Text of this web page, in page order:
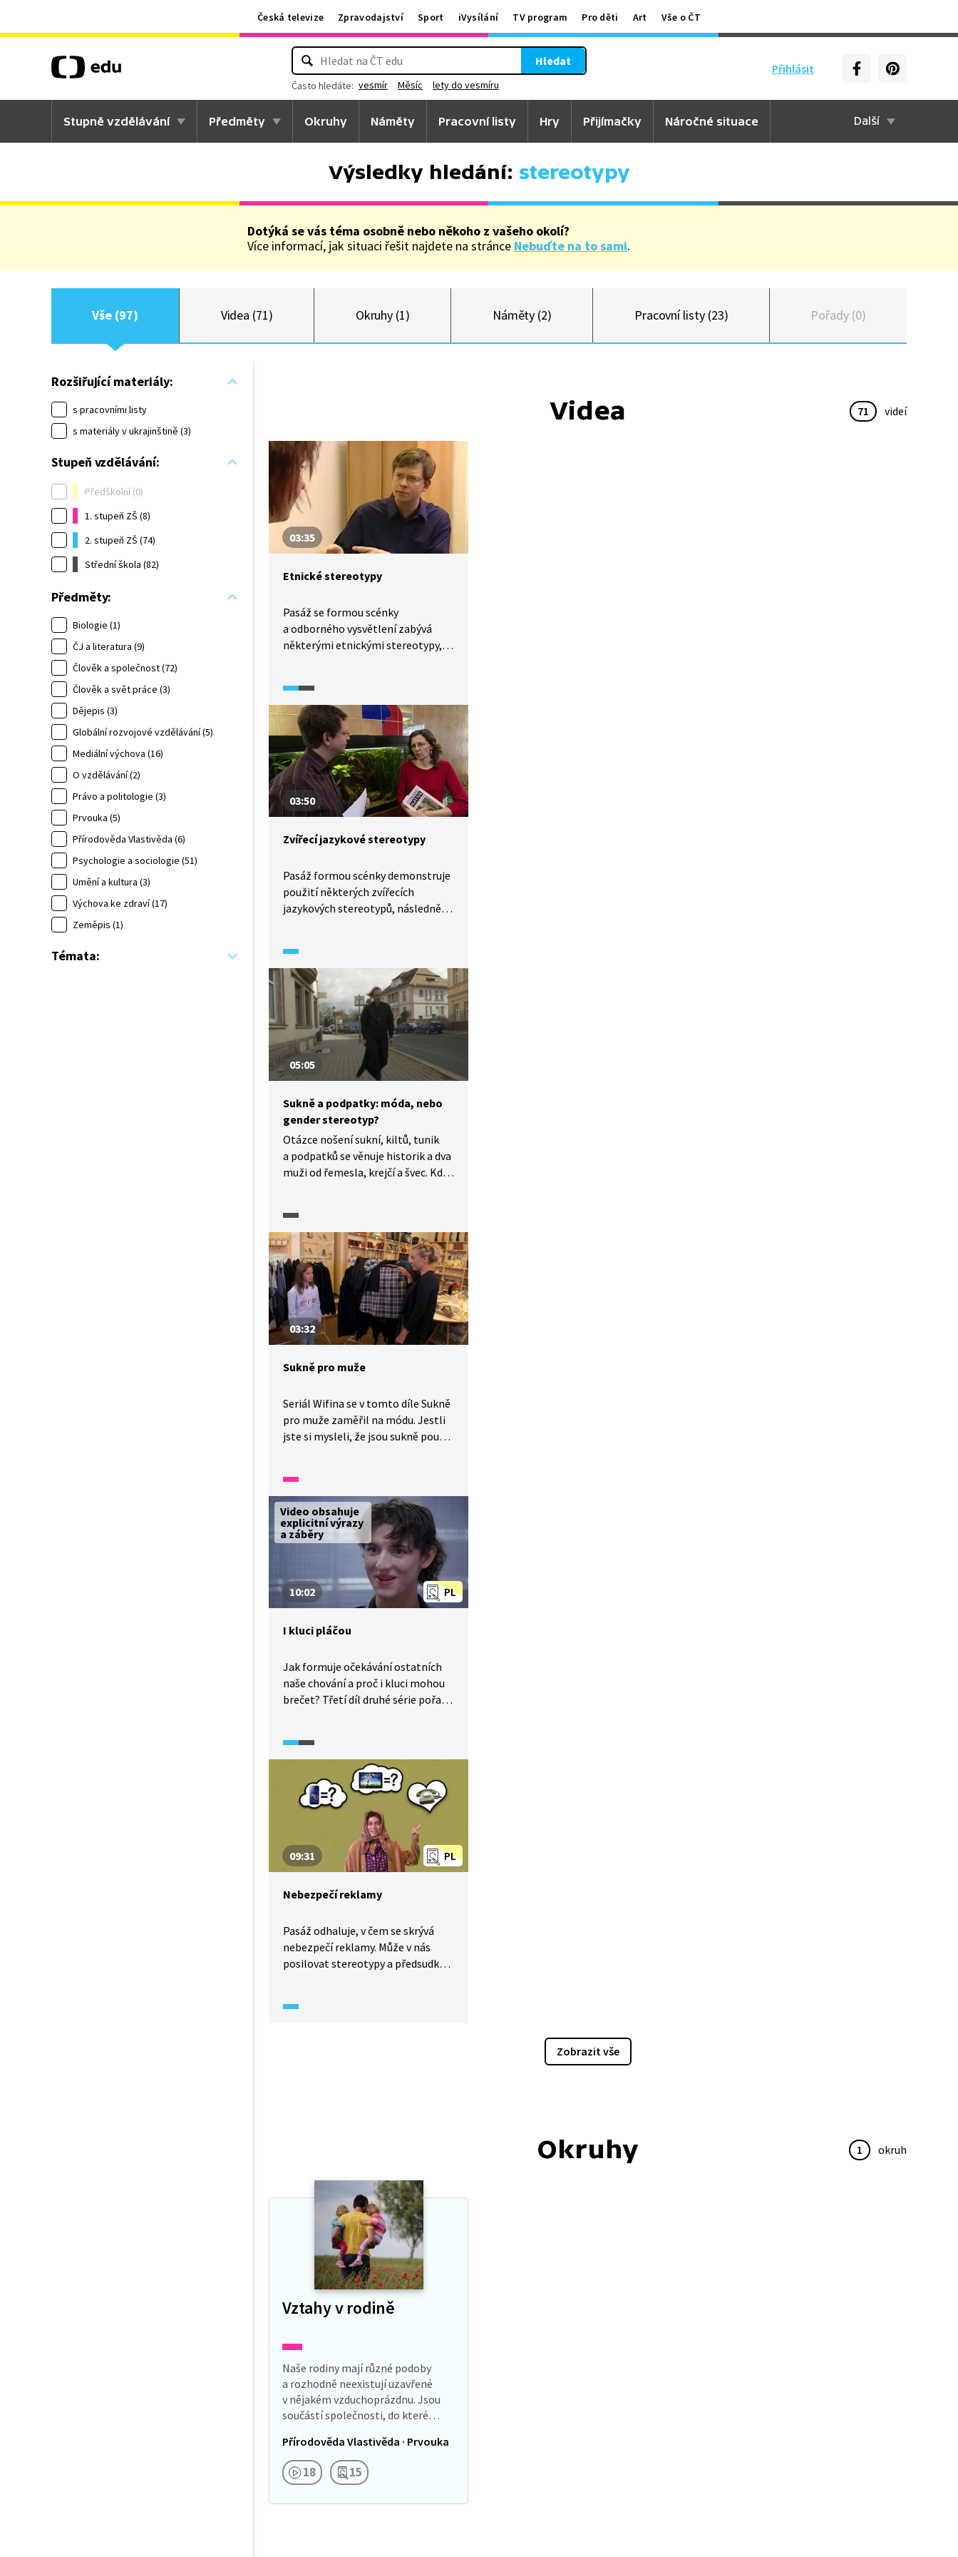
Česká televize Zpravodajství Sport iVysílání TV program Pro děti Art Vše o ČT
Přihlásit
Hledat
Často hledáte: vesmír Měsíc lety do vesmíru
Stupně vzdělávání Předměty Okruhy Náměty Pracovní listy Hry Přijímačky Náročné situace Další
Výsledky hledání: stereotypy
Dotýká se vás téma osobně nebo někoho z vašeho okolí?
Více informací, jak situaci řešit najdete na stránce Nebuďte na to sami.
Vše (97) Videa (71) Okruhy (1) Náměty (2) Pracovní listy (23) Pořady (0)
Rozšiřující materiály:
s pracovními listy
s materiály v ukrajinštině (3)
Stupeň vzdělávání:
Předškolní (0)
1. stupeň ZŠ (8)
2. stupeň ZŠ (74)
Střední škola (82)
Předměty:
Biologie (1)
ČJ a literatura (9)
Člověk a společnost (72)
Člověk a svět práce (3)
Dějepis (3)
Globální rozvojové vzdělávání (5)
Mediální výchova (16)
O vzdělávání (2)
Právo a politologie (3)
Prvouka (5)
Přírodověda Vlastivěda (6)
Psychologie a sociologie (51)
Umění a kultura (3)
Výchova ke zdraví (17)
Zeměpis (1)
Témata:
Videa 71 videí
03:35
Etnické stereotypy
Pasáž se formou scénky
a odborného vysvětlení zabývá
některými etnickými stereotypy,
03:50
Zvířecí jazykové stereotypy
Pasáž formou scénky demonstruje
použití některých zvířecích
jazykových stereotypů, následně je
05:05
Sukně a podpatky: móda, nebo
gender stereotyp?
Otázce nošení sukní, kiltů, tunik
a podpatků se věnuje historik a dva
muži od řemesla, krejčí a švec. Kdo,
historie i vyznavačů pohodlí
a osobní identity
před společenskými konvencemi.
03:32
Sukně pro muže
Seriál Wifina se v tomto díle Sukně
pro muže zaměřil na módu. Jestli
jste si mysleli, že jsou sukně pouze
které jsou určeny pro muže.
Video obsahuje
explicitní výrazy
a záběry
PL
10:02
I kluci pláčou
Jak formuje očekávání ostatních
naše chování a proč i kluci mohou
brečet? Třetí díl druhé série pořadu
a nerovnost či téma toxické
maskulinity a manosféry.
PL
09:31
Nebezpečí reklamy
Pasáž odhaluje, v čem se skrývá
nebezpečí reklamy. Může v nás
posilovat stereotypy a předsudky
jen jeho zjednodušenou kopii.
Zobrazit vše
Okruhy 1 okruh
Vztahy v rodině
Naše rodiny mají různé podoby
a rozhodně neexistují uzavřené
v nějakém vzduchoprázdnu. Jsou
součástí společnosti, do které
abychom se večer zase doma
všichni sešli. A…
Přírodověda Vlastivěda · Prvouka
18 15